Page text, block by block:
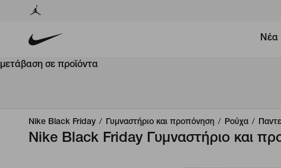
Νέα
μετάβαση σε προϊόντα
Nike Black Friday / Γυμναστήριο και προπόνηση / Ρούχα /
Nike Black Friday Γυμναστήριο και